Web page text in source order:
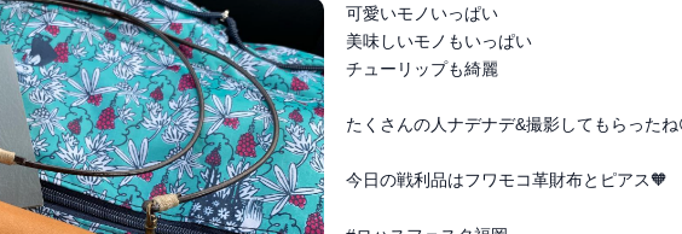
可愛いモノいっぱい
美味しいモノもいっぱい
チューリップも綺麗
たくさんの人ナデナデ&撮影してもらった
今日の戦利品はフワモコ革財布とピアス🧡